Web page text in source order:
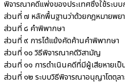
พิจารณาคดีแพ่งของประเทศซึ่งใช้ระบ
ส่วนที่ ๗ หลักพื้นฐานว่าด้วยกฎหมายพย
ส่วนที่ ๘ คำพิพากษา
ส่วนที่ ๙ การโต้แย้งคัดค้านคำพิพากษา
ส่วนที่ ๑๐ วิธีพิจารณาคดีวิสามัญ
ส่วนที่ ๑๑ การดำเนินคดีที่มีผู้เสียหายเ
ส่วนที่ ๑๒ ระบบวิธีพิจารณาอนุญาโตตุลา